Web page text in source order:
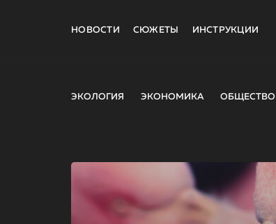
НОВОСТИ СЮЖЕТЫ ИНСТРУКЦИИ
ЭКОЛОГИЯ ЭКОНОМИКА ОБЩЕСТВО